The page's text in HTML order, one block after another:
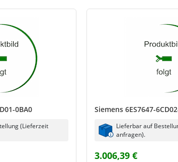
0BA0
(Lieferzeit
Siemens 6ES7647-
Lieferbar auf
anfragen).
3.006,39 €